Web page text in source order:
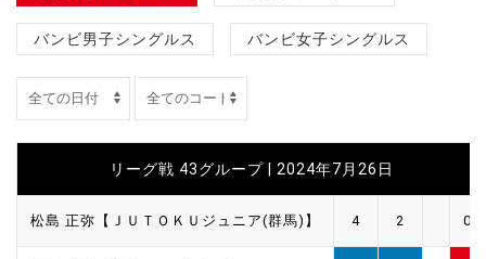
バンビ男子シングルス バンビ女子シングルス
リーグ戦 43グループ | 2024年7月26日
松島 正弥【ＪＵＴＯＫＵジュニア(群馬)】 4 2 0